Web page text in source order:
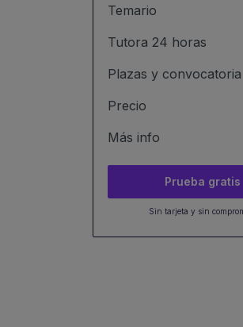
Temario
Tutora 24 horas
Plazas y convocatoria
Precio
Más info
Prueba gratis
Sin tarjeta y sin